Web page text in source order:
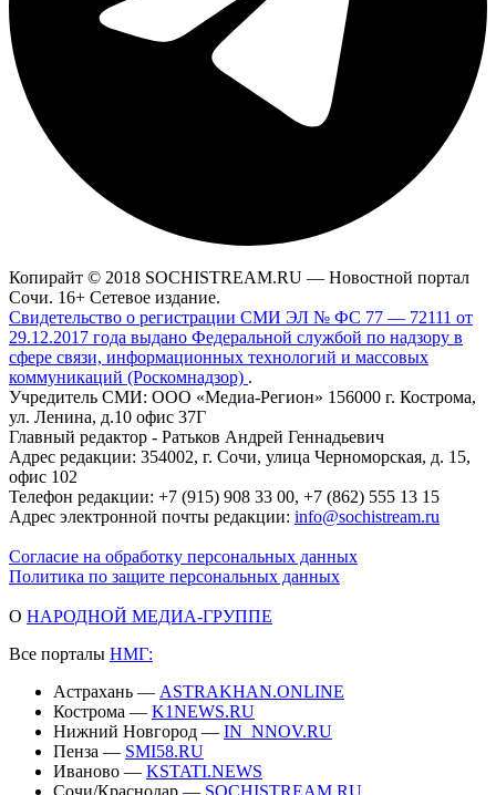
Копирайт © 2018 SOCHISTREAM.RU — Новостной портал
Сочи. 16+ Сетевое издание.
Свидетельство о регистрации СМИ ЭЛ № ФС 77 — 72111 от
29.12.2017 года выдано Федеральной службой по надзору в
сфере связи, информационных технологий и массовых
коммуникаций (Роскомнадзор) .
Учредитель СМИ: ООО «Медиа-Регион» 156000 г. Кострома,
ул. Ленина, д.10 офис 37Г
Главный редактор - Ратьков Андрей Геннадьевич
Адрес редакции: 354002, г. Сочи, улица Черноморская, д. 15,
офис 102
Телефон редакции: +7 (915) 908 33 00, +7 (862) 555 13 15
Адрес электронной почты редакции: info@sochistream.ru
Согласие на обработку персональных данных
Политика по защите персональных данных
О НАРОДНОЙ МЕДИА-ГРУППЕ
Все порталы НМГ:
Астрахань — ASTRAKHAN.ONLINE
Кострома — K1NEWS.RU
Нижний Новгород — IN_NNOV.RU
Пенза — SMI58.RU
Иваново — KSTATI.NEWS